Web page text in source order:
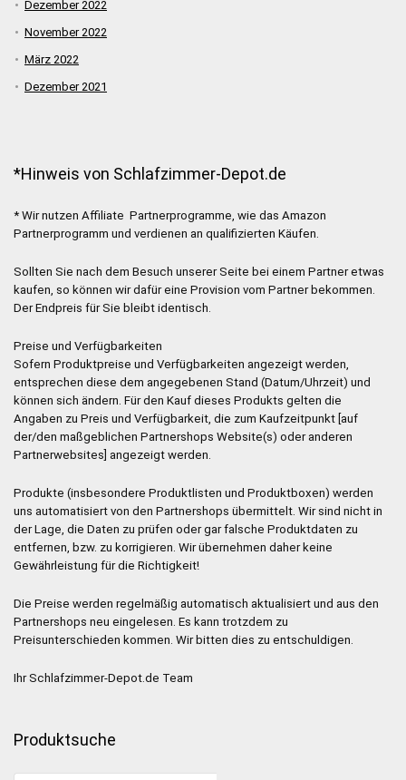
Dezember 2022
November 2022
März 2022
Dezember 2021
*Hinweis von Schlafzimmer-Depot.de
* Wir nutzen Affiliate Partnerprogramme, wie das Amazon
Partnerprogramm und verdienen an qualifizierten Käufen.
Sollten Sie nach dem Besuch unserer Seite bei einem Partner etwas
kaufen, so können wir dafür eine Provision vom Partner bekommen.
Der Endpreis für Sie bleibt identisch.
Preise und Verfügbarkeiten
Sofern Produktpreise und Verfügbarkeiten angezeigt werden,
entsprechen diese dem angegebenen Stand (Datum/Uhrzeit) und
können sich ändern. Für den Kauf dieses Produkts gelten die
Angaben zu Preis und Verfügbarkeit, die zum Kaufzeitpunkt [auf
der/den maßgeblichen Partnershops Website(s) oder anderen
Partnerwebsites] angezeigt werden.
Produkte (insbesondere Produktlisten und Produktboxen) werden
uns automatisiert von den Partnershops übermittelt. Wir sind nicht in
der Lage, die Daten zu prüfen oder gar falsche Produktdaten zu
entfernen, bzw. zu korrigieren. Wir übernehmen daher keine
Gewährleistung für die Richtigkeit!
Die Preise werden regelmäßig automatisch aktualisiert und aus den
Partnershops neu eingelesen. Es kann trotzdem zu
Preisunterschieden kommen. Wir bitten dies zu entschuldigen.
Ihr Schlafzimmer-Depot.de Team
Produktsuche